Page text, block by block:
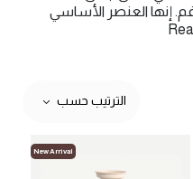
إنها العنصر الأساسي
الترتيب حسب
New Arrival